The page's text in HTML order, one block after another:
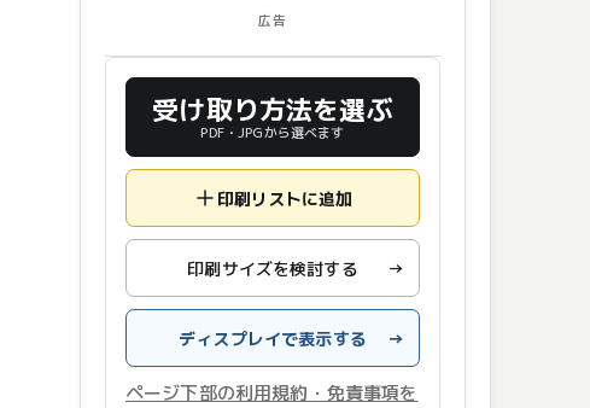
広告
受け取り方法を選ぶ
PDF・JPGから選べます
印刷リストに追加
印刷サイズを検討する →
ディスプレイで表示する →
ページ下部の利用規約・免責事項を